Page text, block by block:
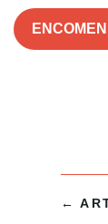
←